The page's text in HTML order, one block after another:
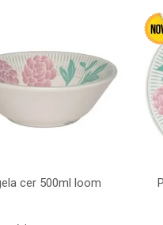
cer 500ml loom